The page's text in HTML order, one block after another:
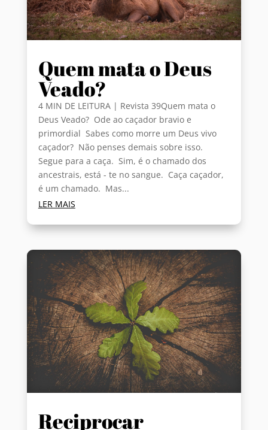
Quem mata o Deus
Veado?
4 MIN DE LEITURA | Revista 39Quem mata o
Deus Veado? Ode ao caçador bravio e
primordial Sabes como morre um Deus vivo
caçador? Não penses demais sobre isso.
Segue para a caça. Sim, é o chamado dos
ancestrais, está - te no sangue. Caça caçador,
é um chamado. Mas...
LER MAIS
Reciprocar